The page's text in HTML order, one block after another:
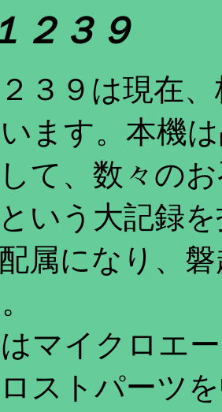
２３９
３９は現在
ます。本機
て、数々の
いう大記録
属になり、
マイクロエ
ストパーツ